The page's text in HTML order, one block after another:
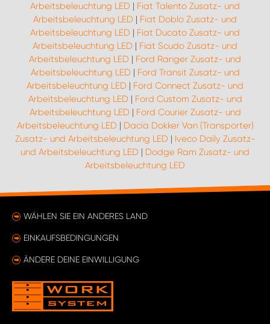
Arbeitsbeleuchtung LED | Fiat Talento Zusatz- und
Arbeitsbeleuchtung LED | Fiat Doblo Zusatz- und
Arbeitsbeleuchtung LED | Fiat Ducato Zusatz- und
Arbeitsbeleuchtung LED | Fiat Scudo Zusatz- und
Arbeitsbeleuchtung LED | Ford Ranger Zusatz- und
Arbeitsbeleuchtung LED| Ford Transit Zusatz- und
Arbeitsbeleuchtung LED | Ford Connect Zusatz- und
Arbeitsbeleuchtung LED| Ford Custom Zusatz- und
Arbeitsbeleuchtung LED| Ford Courier Zusatz- und
Arbeitsbeleuchtung LED| Dacia Dokker Van (Transporter)
Zusatz- und Arbeitsbeleuchtung LED| Iveco Daily Zusatz-
und Arbeitsbeleuchtung LED | Dodge Ram Zusatz- und
Arbeitsbeleuchtung LED
WÄHLEN SIE EIN ANDERES LAND
EINKAUFSBEDINGUNGEN
ÄNDERE DEINE EINWILLIGUNG